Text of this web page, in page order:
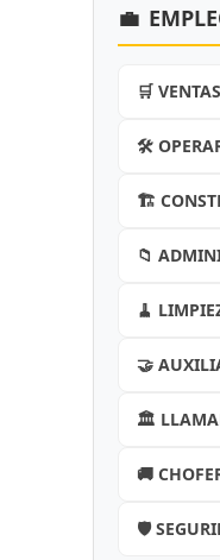
💼
🛒 VENTAS
🛠️
🏗️
📁
🧹
🤝
🏛️
🚚
🛡️